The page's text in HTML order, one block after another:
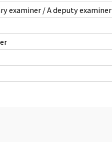
examiner / A deputy examiner